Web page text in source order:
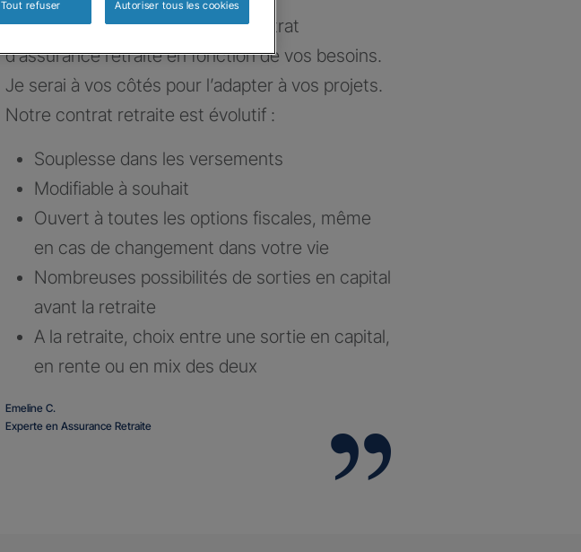
Construisons ensemble votre contrat
d’assurance retraite en fonction de vos besoins.
Je serai à vos côtés pour l’adapter à vos projets.
Notre contrat retraite est évolutif :
Souplesse dans les versements
Modifiable à souhait
Ouvert à toutes les options fiscales, même
en cas de changement dans votre vie
Nombreuses possibilités de sorties en capital
avant la retraite
A la retraite, choix entre une sortie en capital,
en rente ou en mix des deux
Emeline C.
Experte en Assurance Retraite
Tout refuser Autoriser tous les cookies